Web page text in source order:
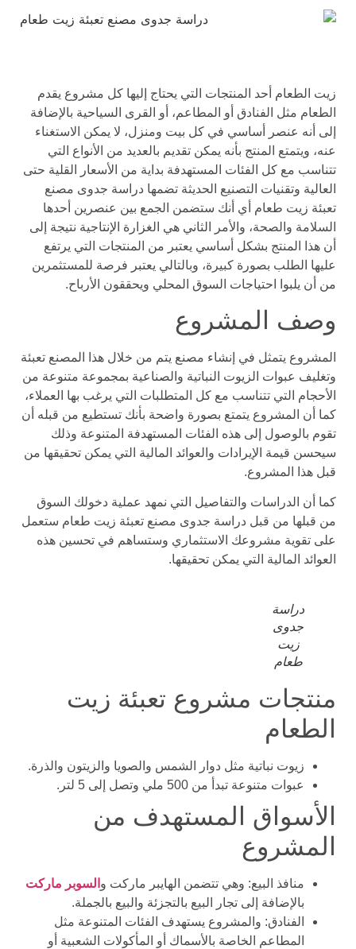
زيت الطعام أحد المنتجات التي يحتاج إليها كل مشروع يقدم
الطعام مثل الفنادق أو المطاعم، أو القرى السياحية بالإضافة
إلى أنه عنصر أساسي في كل بيت ومنزل، لا يمكن الاستغناء
عنه، ويتمتع المنتج بأنه يمكن تقديم بالعديد من الأنواع التي
تتناسب مع كل الفئات المستهدفة بداية من الأسعار القلية حتى
العالية وتقنيات التصنيع الحديثة تضمها دراسة جدوى مصنع
تعبئة زيت طعام أي أنك ستضمن الجمع بين عنصرين أحدها
السلامة والصحة، والأمر الثاني هي الغزارة الإنتاجية نتيجة إلى
أن هذا المنتج بشكل أساسي يعتبر من المنتجات التي يرتفع
عليها الطلب بصورة كبيرة، وبالتالي يعتبر فرصة للمستثمرين
من أن يلبوا احتياجات السوق المحلي ويحققون الأرباح.
وصف المشروع
المشروع يتمثل في إنشاء مصنع يتم من خلال هذا المصنع تعبئة
وتغليف عبوات الزيوت النباتية والصناعية بمجموعة متنوعة من
الأحجام التي تتناسب مع كل المتطلبات التي يرغب بها العملاء،
كما أن المشروع يتمتع بصورة واضحة بأنك تستطيع من قبله أن
تقوم بالوصول إلى هذه الفئات المستهدفة المتنوعة وذلك
سيحسن قيمة الإيرادات والعوائد المالية التي يمكن تحقيقها من
قبل هذا المشروع.
كما أن الدراسات والتفاصيل التي نمهد عملية دخولك السوق
من قبلها من قبل دراسة جدوى مصنع تعبئة زيت طعام ستعمل
على تقوية مشروعك الاستثماري وستساهم في تحسين هذه
العوائد المالية التي يمكن تحقيقها.
دراسة
جدوى
زيت
طعام
منتجات مشروع تعبئة زيت
الطعام
زيوت نباتية مثل دوار الشمس والصويا والزيتون والذرة.
عبوات متنوعة تبدأ من 500 ملي وتصل إلى 5 لتر.
الأسواق المستهدف من
المشروع
منافذ البيع: وهي تتضمن الهايبر ماركت و السوبر ماركت
بالإضافة إلى تجار البيع بالتجزئة والبيع بالجملة.
الفنادق: والمشروع يستهدف الفئات المتنوعة مثل
المطاعم الخاصة بالأسماك أو المأكولات الشعبية أو